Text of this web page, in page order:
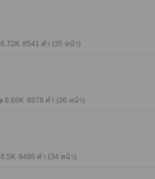
6.72K 8541 คำ (35 หน้า)
6.66K 8878 คำ (36 หน้า)
6.5K 8495 คำ (34 หน้า)